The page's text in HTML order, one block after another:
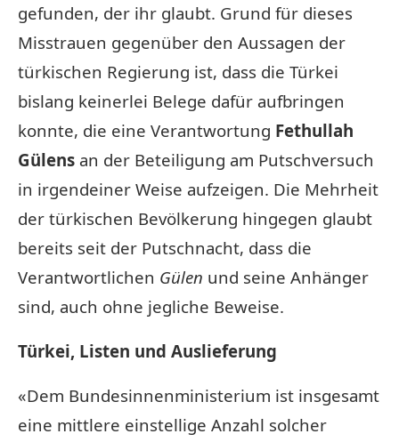
gefunden, der ihr glaubt. Grund für dieses
Misstrauen gegenüber den Aussagen der
türkischen Regierung ist, dass die Türkei
bislang keinerlei Belege dafür aufbringen
konnte, die eine Verantwortung Fethullah
Gülens an der Beteiligung am Putschversuch
in irgendeiner Weise aufzeigen. Die Mehrheit
der türkischen Bevölkerung hingegen glaubt
bereits seit der Putschnacht, dass die
Verantwortlichen Gülen und seine Anhänger
sind, auch ohne jegliche Beweise.
Türkei, Listen und Auslieferung
«Dem Bundesinnenministerium ist insgesamt
eine mittlere einstellige Anzahl solcher